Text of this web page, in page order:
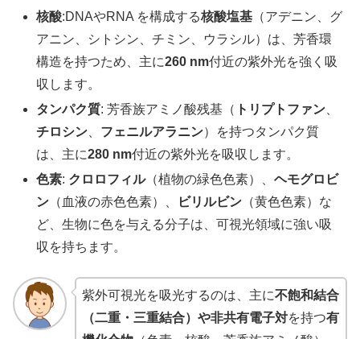
核酸:DNAやRNA を構成する核酸塩基 （アデニン、グ
アニン、シトシン、チミン、ウラシル）は、芳香環
構造を持つため、主に260 nm付近の紫外光を強く吸
収します。
タンパク質: 芳香族アミノ酸残基（ トリプトファン
チロシン
フェニルアラニン）を持つタンパク質
は、主に280 nm付近の紫外光を吸収します。
色素: クロロフィル（植物の緑色色素）、ヘモグロビ
ン （血液の赤色色素）、 ビリルビン （黄色色素）な
ど、生物に色を与える分子は、可視光領域に強い吸
収を持ちます。
紫外可視光を吸光するのは、主に不飽和結合
（二重・三重結合）や非共有電子対を持つ有